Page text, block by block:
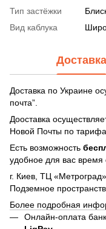
Тип застёжки
Вид каблука
Доставка
Доставка по Украине
почта”.
Дооставка
Новой Почты по
Есть возможность
удобное для вас время
г. Киев, ТЦ
Подземное
Более подробная
Онлайн-оплата